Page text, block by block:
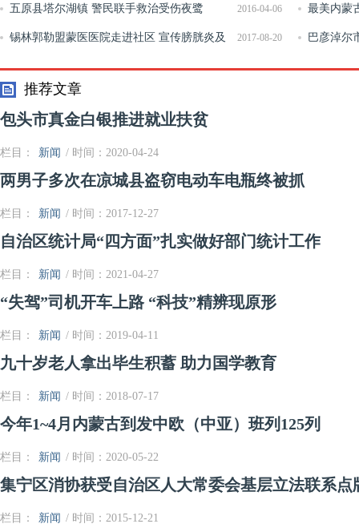
2016-04-06
五原县塔尔湖镇 警民联手救治受伤夜鹭 最美内蒙
住行
2017-08-20
锡林郭勒盟蒙医医院走进社区 宣传膀胱炎及
肛肠疾病预防知识
巴彦淖尔
推荐文章
包头市真金白银推进就业扶贫
栏目： 新闻 / 时间：2020-04-24
两男子多次在凉城县盗窃电动车电瓶终被抓
栏目： 新闻 / 时间：2017-12-27
自治区统计局“四方面”扎实做好部门统计工作
栏目： 新闻 / 时间：2021-04-27
“失驾”司机开车上路 “科技”精辨现原形
栏目： 新闻 / 时间：2019-04-11
九十岁老人拿出毕生积蓄 助力国学教育
栏目： 新闻 / 时间：2018-07-17
今年1~4月内蒙古到发中欧（中亚）班列125列
栏目： 新闻 / 时间：2020-05-22
集宁区消协获受自治区人大常委会基层立法联系点
栏目： 新闻 / 时间：2015-12-21